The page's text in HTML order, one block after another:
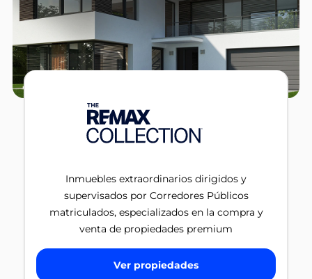
Inmuebles extraordinarios dirigidos y
supervisados por Corredores Públicos
matriculados, especializados en la compra y
venta de propiedades premium
Ver propiedades